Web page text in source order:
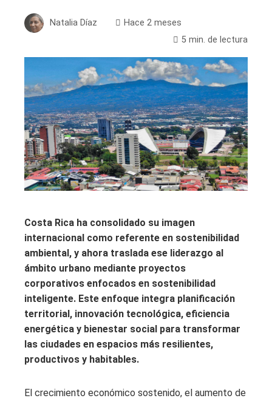
Natalia Díaz
Hace 2 meses
5 min. de lectura
Costa Rica ha consolidado su imagen
internacional como referente en sostenibilidad
ambiental, y ahora traslada ese liderazgo al
ámbito urbano mediante proyectos
corporativos enfocados en sostenibilidad
inteligente. Este enfoque integra planificación
territorial, innovación tecnológica, eficiencia
energética y bienestar social para transformar
las ciudades en espacios más resilientes,
productivos y habitables.
El crecimiento económico sostenido, el aumento de